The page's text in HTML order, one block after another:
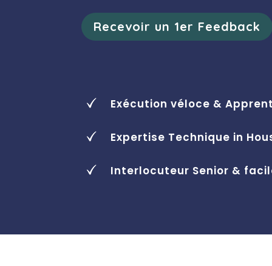
Recevoir un 1er Feedback
Exécution véloce &
Expertise Technique in
Interlocuteur Senior &